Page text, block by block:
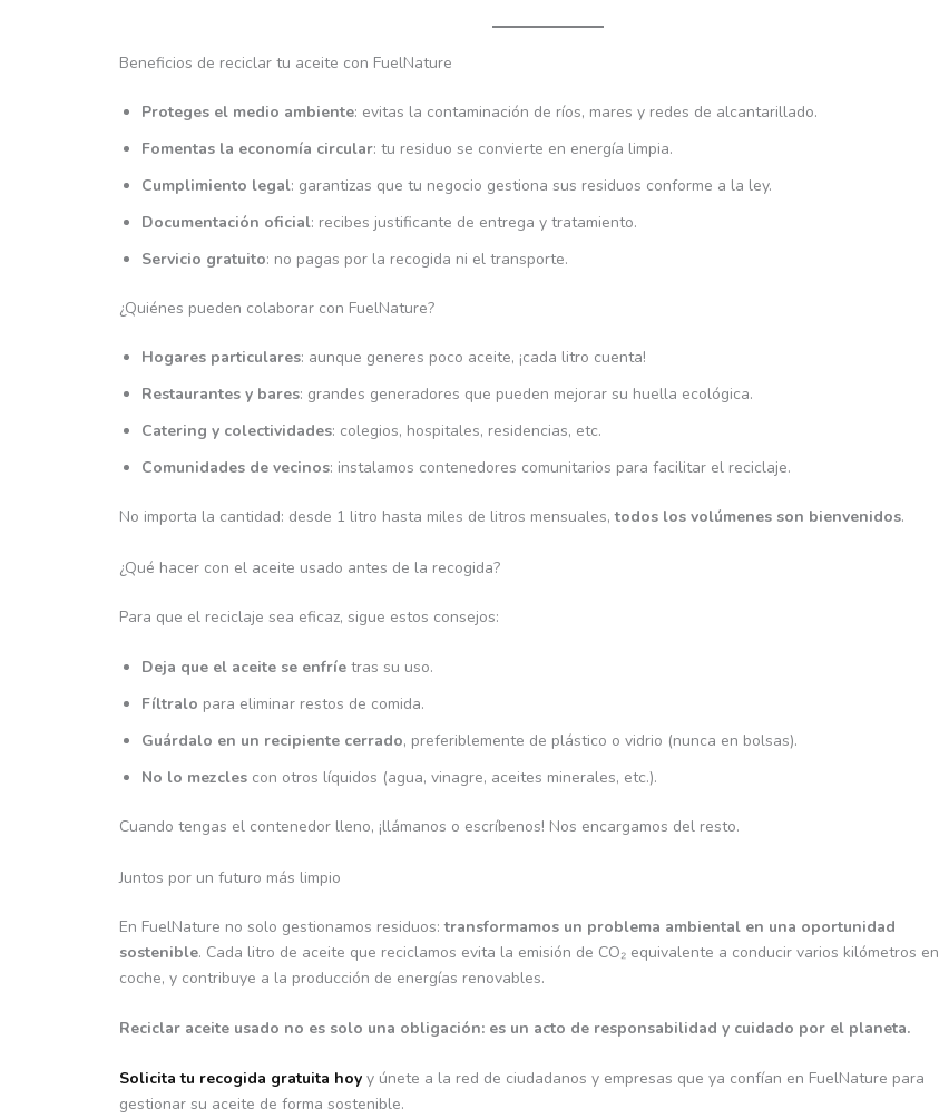
Beneficios de reciclar tu aceite con FuelNature
Proteges el medio ambiente: evitas la contaminación de ríos, mares y redes de alcantarillado.
Fomentas la economía circular: tu residuo se convierte en energía limpia.
Cumplimiento legal: garantizas que tu negocio gestiona sus residuos conforme a la ley.
Documentación oficial: recibes justificante de entrega y tratamiento.
Servicio gratuito: no pagas por la recogida ni el transporte.
¿Quiénes pueden colaborar con FuelNature?
Hogares particulares: aunque generes poco aceite, ¡cada litro cuenta!
Restaurantes y bares: grandes generadores que pueden mejorar su huella ecológica.
Catering y colectividades: colegios, hospitales, residencias, etc.
Comunidades de vecinos: instalamos contenedores comunitarios para facilitar el reciclaje.
No importa la cantidad: desde 1 litro hasta miles de litros mensuales,todos los volúmenes son bienvenidos.
¿Qué hacer con el aceite usado antes de la recogida?
Para que el reciclaje sea eficaz, sigue estos consejos:
Deja que el aceite se enfríe tras su uso.
Fíltralo para eliminar restos de comida.
Guárdalo en un recipiente cerrado, preferiblemente de plástico o vidrio (nunca en bolsas).
No lo mezcles con otros líquidos (agua, vinagre, aceites minerales, etc.).
Cuando tengas el contenedor lleno, ¡llámanos o escríbenos! Nos encargamos del resto.
Juntos por un futuro más limpio
En FuelNature no solo gestionamos residuos:transformamos un problema ambiental en una oportunidad
sostenible. Cada litro de aceite que reciclamos evita la emisión de CO₂ equivalente a conducir varios kilómetros en
coche, y contribuye a la producción de energías renovables.
Reciclar aceite usado no es solo una obligación: es un acto de responsabilidad y cuidado por el planeta.
Solicita tu recogida gratuita hoy y únete a la red de ciudadanos y empresas que ya confían en FuelNature para
gestionar su aceite de forma sostenible.